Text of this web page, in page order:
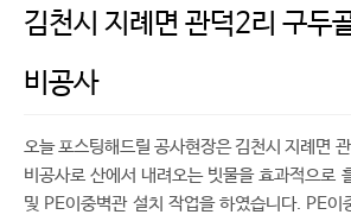
김천시 지례면 관덕2리 구두
비공사
오늘 포스팅해드릴 공사현장은 김천시 지례면
비공사로 산에서 내려오는 빗물을 효과적으로
및 PE이중벽관 설치 작업을 하였습니다. PE